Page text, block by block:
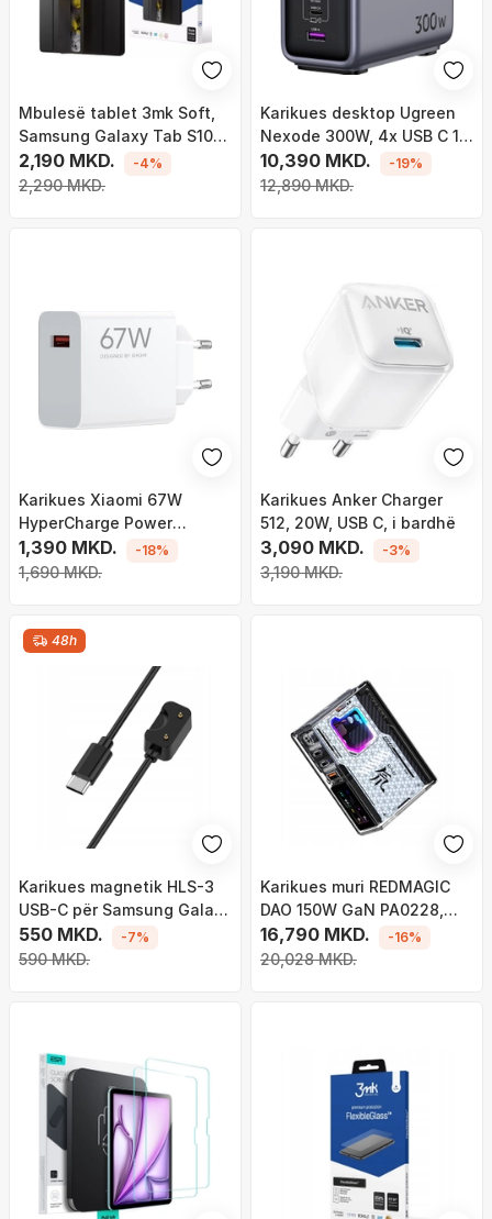
Mbulesë tablet 3mk Soft,
Samsung Galaxy Tab S10
Lite, palosje trefishe,
funksion Wake Sleep, e
2,190 MKD.
2,290 MKD.
-4%
Karikues desktop Ugreen
Nexode 300W, 4x USB C 1x
USB A, PD 3.1 GaN, gri
10,390 MKD.
12,890 MKD.
-19%
Karikues Xiaomi 67W
HyperCharge Power
Adapter, USB A, i bardhë
1,390 MKD.
1,690 MKD.
-18%
Karikues Anker Charger
512, 20W, USB C, i bardhë
3,090 MKD.
3,190 MKD.
-3%
48h
Karikues magnetik HLS-3
USB-C për Samsung Galaxy
Fit3, 1 m, i zi
550 MKD.
590 MKD.
-7%
Karikues muri REDMAGIC
DAO 150W GaN PA0228,
USB C, karikim i shpejtë,
transparent
16,790 MKD.
20,028 MKD.
-16%